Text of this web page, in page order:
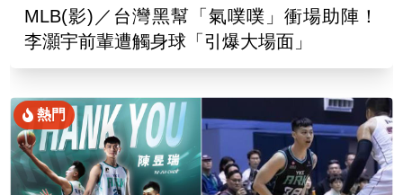
MLB(影)／台灣黑幫「氣噗噗」衝場助陣！
李灝宇前輩遭觸身球「引爆大場面」
熱門